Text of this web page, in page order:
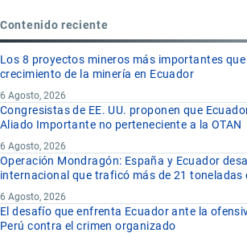
Contenido reciente
Los 8 proyectos mineros más importantes que
crecimiento de la minería en Ecuador
6 Agosto, 2026
Congresistas de EE. UU. proponen que
Aliado Importante no perteneciente a la OTAN
6 Agosto, 2026
Operación Mondragón: España y Ecuador
internacional que traficó más de 21 toneladas
6 Agosto, 2026
El desafío que enfrenta Ecuador ante la
Perú contra el crimen organizado